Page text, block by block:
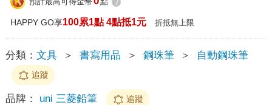
?
HAPPY GO享100累1點 4點抵1元 折抵無上限
分類： 文具 ＞ 書寫用品 ＞ 鋼珠筆 ＞ 自動鋼珠筆
追蹤
品牌： uni 三菱鉛筆 追蹤